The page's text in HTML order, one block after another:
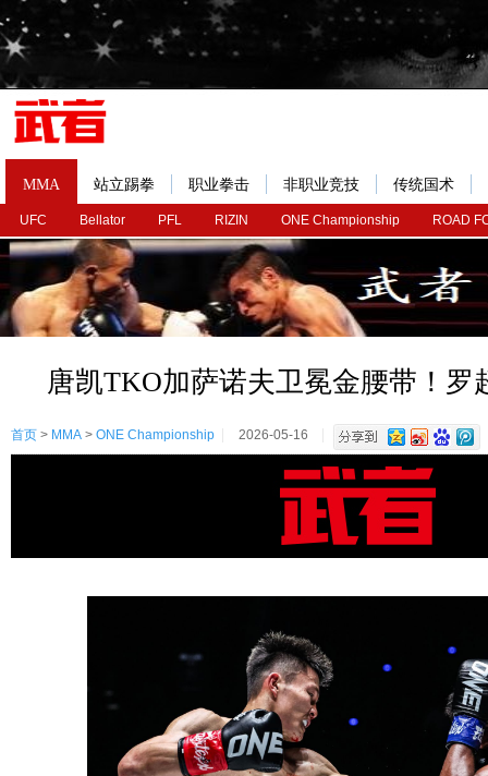
MMA
UFC Bellator PFL RIZIN ONE Championship ROAD
站立踢拳 职业拳击 非职业竞技 传统国术
唐凯TKO加萨诺夫卫冕金腰带！罗
首页 > MMA > ONE Championship 2026-05-16